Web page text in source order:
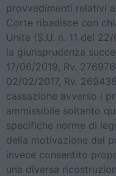
provvedimenti relativi
Corte ribadisce con
Unite (S.U. n. 11 del
la giurisprudenza
17/06/2019, Rv.
02/02/2017, Rv.
cassazione avverso i
ammissibile soltanto
specifiche norme di
della motivazione del
invece consentito
una diversa